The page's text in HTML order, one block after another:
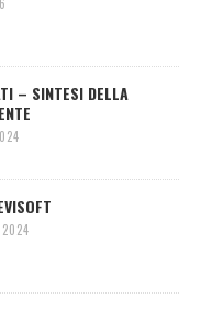
– SINTESI DELLA
2024